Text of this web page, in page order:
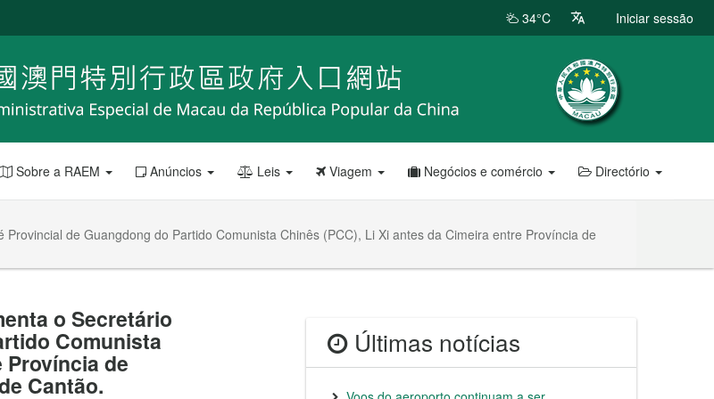
34°C Iniciar sessão
Sobre a RAEM Anúncios Leis Viagem Negócios e comércio Directório
de Guangdong do Partido Comunista Chinês (PCC), Li Xi antes da Cimeira entre Província de
o Secretário
Comunista
Província de
Cantão.
Últimas notícias